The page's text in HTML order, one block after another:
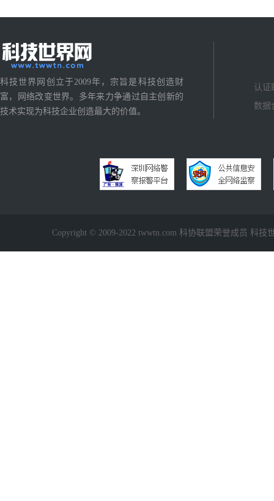
科技世界网创立于2009年，宗旨是科技创造财
富，网络改变世界。多年来力争通过自主创新的
技术实现为科技企业创造最大的价值。
认证
数据
Copyright © 2009-2022 twwtn.com 科协联盟荣誉成员 科